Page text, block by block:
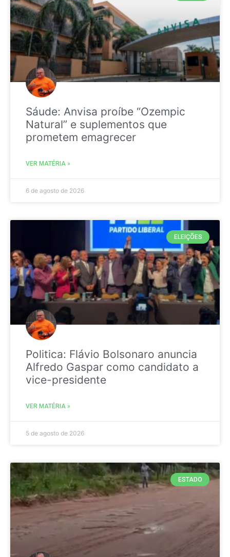
Sáude: Anvisa proíbe “Ozempic
Natural” e suplementos que
prometem emagrecer
VER MATÉRIA »
6 de agosto de 2026
ELEIÇÕES
Politica: Flávio Bolsonaro anuncia
Alfredo Gaspar como candidato a
vice-presidente
VER MATÉRIA »
5 de agosto de 2026
ESTADO